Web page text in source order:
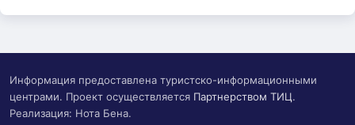
Информация предоставлена туристско-информационными
центрами. Проект осуществляется Партнерством ТИЦ.
Реализация: Нота Бена.